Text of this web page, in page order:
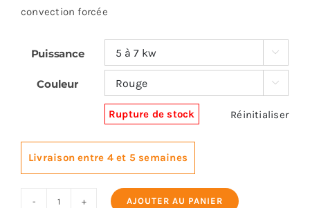
convection forcée
Puissance 
Couleur 
Rupture de stock Réinitialiser
Livraison entre 4 et 5 semaines
AJOUTER AU PANIER